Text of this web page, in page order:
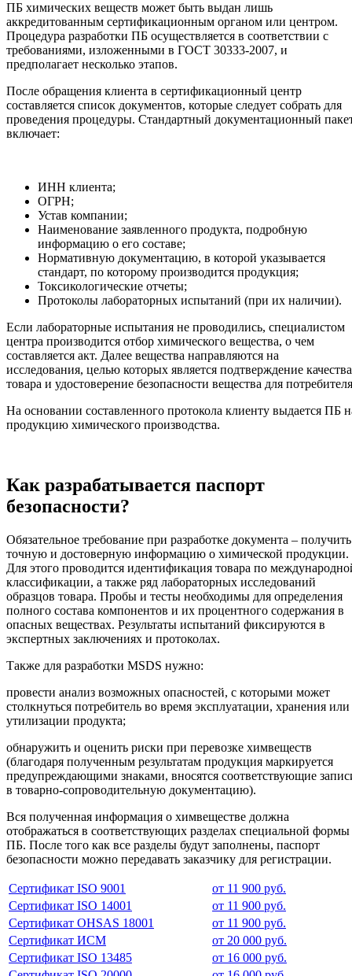
ПБ химических веществ может быть выдан лишь
аккредитованным сертификационным органом или центром.
Процедура разработки ПБ осуществляется в соответствии с
требованиями, изложенными в ГОСТ 30333-2007, и
предполагает несколько этапов.
После обращения клиента в сертификационный центр
составляется список документов, которые следует собрать для
проведения процедуры. Стандартный документационный
включает:
ИНН клиента;
ОГРН;
Устав компании;
Наименование заявленного продукта, подробную
информацию о его составе;
Нормативную документацию, в которой указывается
стандарт, по которому производится продукция;
Токсикологические отчеты;
Протоколы лабораторных испытаний (при их наличии).
Если лабораторные испытания не проводились, специалистом
центра производится отбор химического вещества, о чем
составляется акт. Далее вещества направляются на
исследования, целью которых является подтверждение качества
товара и удостоверение безопасности вещества для
На основании составленного протокола клиенту выдается ПБ
продукцию химического производства.
Как разрабатывается паспорт
безопасности?
Обязательное требование при разработке документа – получить
точную и достоверную информацию о химической продукции.
Для этого проводится идентификация товара по
классификации, а также ряд лабораторных исследований
образцов товара. Пробы и тесты необходимы для определения
полного состава компонентов и их процентного содержания в
опасных веществах. Результаты испытаний фиксируются в
экспертных заключениях и протоколах.
Также для разработки MSDS нужно:
провести анализ возможных опасностей, с которыми может
столкнуться потребитель во время эксплуатации, хранения или
утилизации продукта;
обнаружить и оценить риски при перевозке химвеществ
(благодаря полученным результатам продукция маркируется
предупреждающими знаками, вносятся соответствующие
в товарно-сопроводительную документацию).
Вся полученная информация о химвеществе должна
отображаться в соответствующих разделах специальной формы
ПБ. После того как все разделы будут заполнены, паспорт
безопасности можно передавать заказчику для регистрации.
Сертификат ISO 9001
от 11 900 руб.
Сертификат ISO 14001
от 11 900 руб.
Сертификат OHSAS 18001
от 11 900 руб.
Сертификат ИСМ
от 20 000 руб.
Сертификат ISO 13485
от 16 000 руб.